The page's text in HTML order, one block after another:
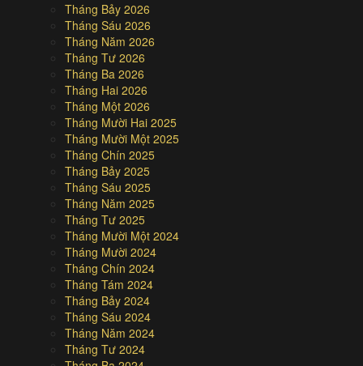
Tháng Bảy 2026
Tháng Sáu 2026
Tháng Năm 2026
Tháng Tư 2026
Tháng Ba 2026
Tháng Hai 2026
Tháng Một 2026
Tháng Mười Hai 2025
Tháng Mười Một 2025
Tháng Chín 2025
Tháng Bảy 2025
Tháng Sáu 2025
Tháng Năm 2025
Tháng Tư 2025
Tháng Mười Một 2024
Tháng Mười 2024
Tháng Chín 2024
Tháng Tám 2024
Tháng Bảy 2024
Tháng Sáu 2024
Tháng Năm 2024
Tháng Tư 2024